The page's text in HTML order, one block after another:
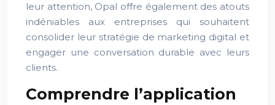
leur attention, Opal offre également des atouts
indéniables aux entreprises qui souhaitent
consolider leur stratégie de marketing digital et
engager une conversation durable avec leurs
clients.
Comprendre l’application